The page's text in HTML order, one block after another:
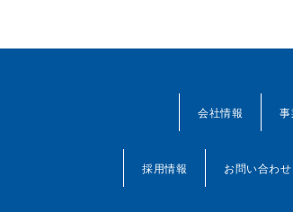
会社情報 事
採用情報 お問い合わせ